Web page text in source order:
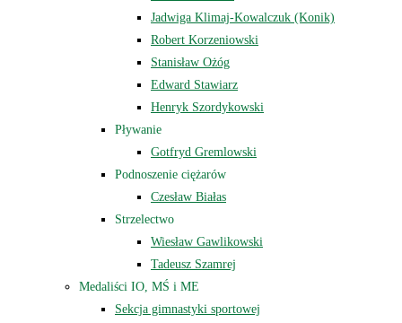
Jadwiga Klimaj-Kowalczuk (Konik)
Robert Korzeniowski
Stanisław Ożóg
Edward Stawiarz
Henryk Szordykowski
Pływanie
Gotfryd Gremlowski
Podnoszenie ciężarów
Czesław Białas
Strzelectwo
Wiesław Gawlikowski
Tadeusz Szamrej
Medaliści IO, MŚ i ME
Sekcja gimnastyki sportowej